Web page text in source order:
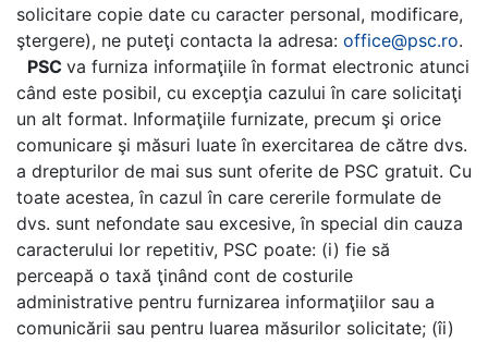
solicitare copie date cu caracter personal, modificare,
ştergere), ne puteţi contacta la adresa: office@psc.ro.
PSC va furniza informaţiile în format electronic atunci
când este posibil, cu excepţia cazului în care solicitaţi
un alt format. Informaţiile furnizate, precum şi orice
comunicare şi măsuri luate în exercitarea de către dvs.
a drepturilor de mai sus sunt oferite de PSC gratuit. Cu
toate acestea, în cazul în care cererile formulate de
dvs. sunt nefondate sau excesive, în special din cauza
caracterului lor repetitiv, PSC poate: (i) fie să
perceapă o taxă ţinând cont de costurile
administrative pentru furnizarea informaţiilor sau a
comunicării sau pentru luarea măsurilor solicitate; (îi)